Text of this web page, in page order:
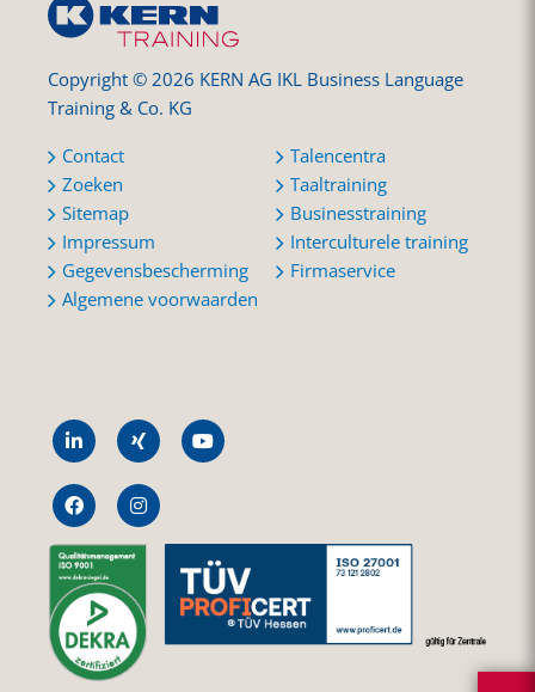
Copyright © 2026 KERN AG IKL Business Language
Training & Co. KG
Contact
Zoeken
Sitemap
Impressum
Gegevensbescherming
Algemene voorwaarden
Talencentra
Taaltraining
Businesstraining
Interculturele training
Firmaservice